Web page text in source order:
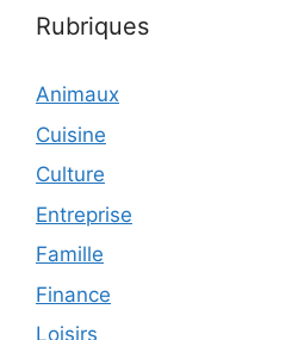
Rubriques
Animaux
Cuisine
Culture
Entreprise
Famille
Finance
Loisirs